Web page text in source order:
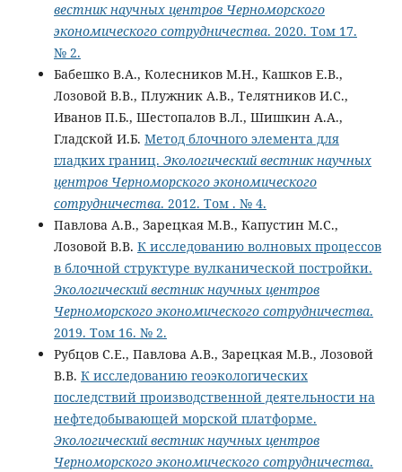
вестник научных центров Черноморского
экономического сотрудничества. 2020. Том 17.
№ 2.
Бабешко В.А., Колесников М.Н., Кашков Е.В.,
Лозовой В.В., Плужник А.В., Телятников И.С.,
Иванов П.Б., Шестопалов В.Л., Шишкин А.А.,
Гладской И.Б. Метод блочного элемента для
гладких границ. Экологический вестник научных
центров Черноморского экономического
сотрудничества. 2012. Том . № 4.
Павлова А.В., Зарецкая М.В., Капустин М.С.,
Лозовой В.В. К исследованию волновых процессов
в блочной структуре вулканической постройки.
Экологический вестник научных центров
Черноморского экономического сотрудничества.
2019. Том 16. № 2.
Рубцов С.Е., Павлова А.В., Зарецкая М.В., Лозовой
В.В. К исследованию геоэкологических
последствий производственной деятельности на
нефтедобывающей морской платформе.
Экологический вестник научных центров
Черноморского экономического сотрудничества.